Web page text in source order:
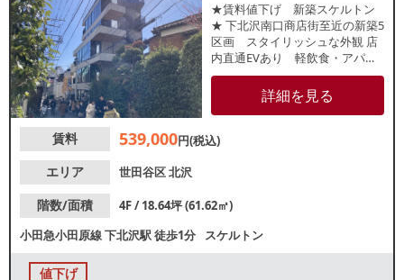
★賃料値下げ 新築スケルトン
★ 下北沢南口商店街至近の新築5
区画 スタイリッシュな外観 店
内直通EVあり 軽飲食・アパレ
ル・美容等に好適 【インフラ】
電灯：有 動力：有 ガ
ス管口径：20A 水道：
無 【グリスト】無 【トイレ】無
内科 【引渡状態】スケルトン
ｍ ※記載の店舗情報は正確性を
保証するものではございませ
詳細を見る
賃料 539,000円(税込)
エリア
世田谷区北沢
階数/面積
4F / 18.64坪 (61.62㎡)
小田急小田原線下北沢駅徒歩1分 スケルトン
値下げ